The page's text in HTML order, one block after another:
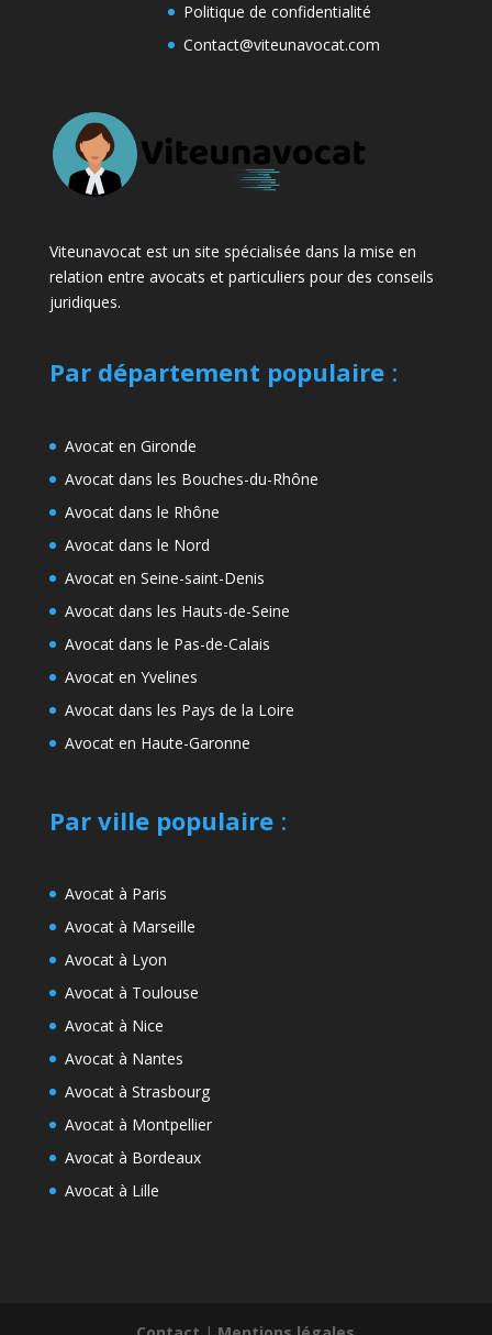
Politique de confidentialité
Contact@viteunavocat.com
Viteunavocat est un site spécialisée dans la mise en
relation entre avocats et particuliers pour des conseils
juridiques.
Par département populaire:
Avocat en Gironde
Avocat dans les Bouches-du-Rhône
Avocat dans le Rhône
Avocat dans le Nord
Avocat en Seine-saint-Denis
Avocat dans les Hauts-de-Seine
Avocat dans le Pas-de-Calais
Avocat en Yvelines
Avocat dans les Pays de la Loire
Avocat en Haute-Garonne
Par ville populaire:
Avocat à Paris
Avocat à Marseille
Avocat à Lyon
Avocat à Toulouse
Avocat à Nice
Avocat à Nantes
Avocat à Strasbourg
Avocat à Montpellier
Avocat à Bordeaux
Avocat à Lille